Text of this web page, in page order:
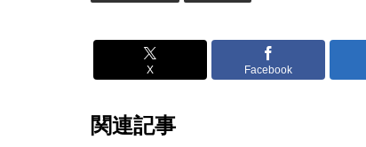
X Facebook
関連記事